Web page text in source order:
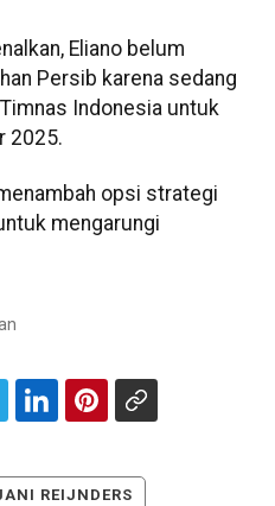
Eliano belum
Persib karena sedang
Indonesia untuk
2025.
opsi strategi
mengarungi
REIJNDERS